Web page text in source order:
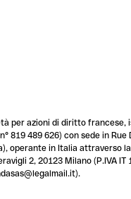
per azioni di diritto francese,
819 489 626) con sede in Rue
operante in Italia attraverso
2, 20123 Milano (P.IVA IT